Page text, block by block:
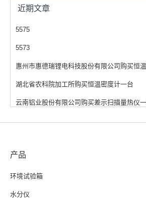
近期文章
5575
5573
惠州市惠德瑞锂电科技股份有限公司购买恒
湖北省农科院加工所购买恒温密度计一台
云南铝业股份有限公司购买差示扫描量热仪
产品
环境试验箱
水分仪